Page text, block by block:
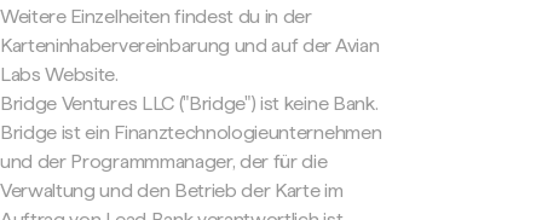
Weitere Einzelheiten findest du in der
Karteninhabervereinbarung und auf der Avian
Labs Website.
Bridge Ventures LLC ("Bridge") ist keine Bank.
Bridge ist ein Finanztechnologieunternehmen
und der Programmmanager, der für die
Verwaltung und den Betrieb der Karte im